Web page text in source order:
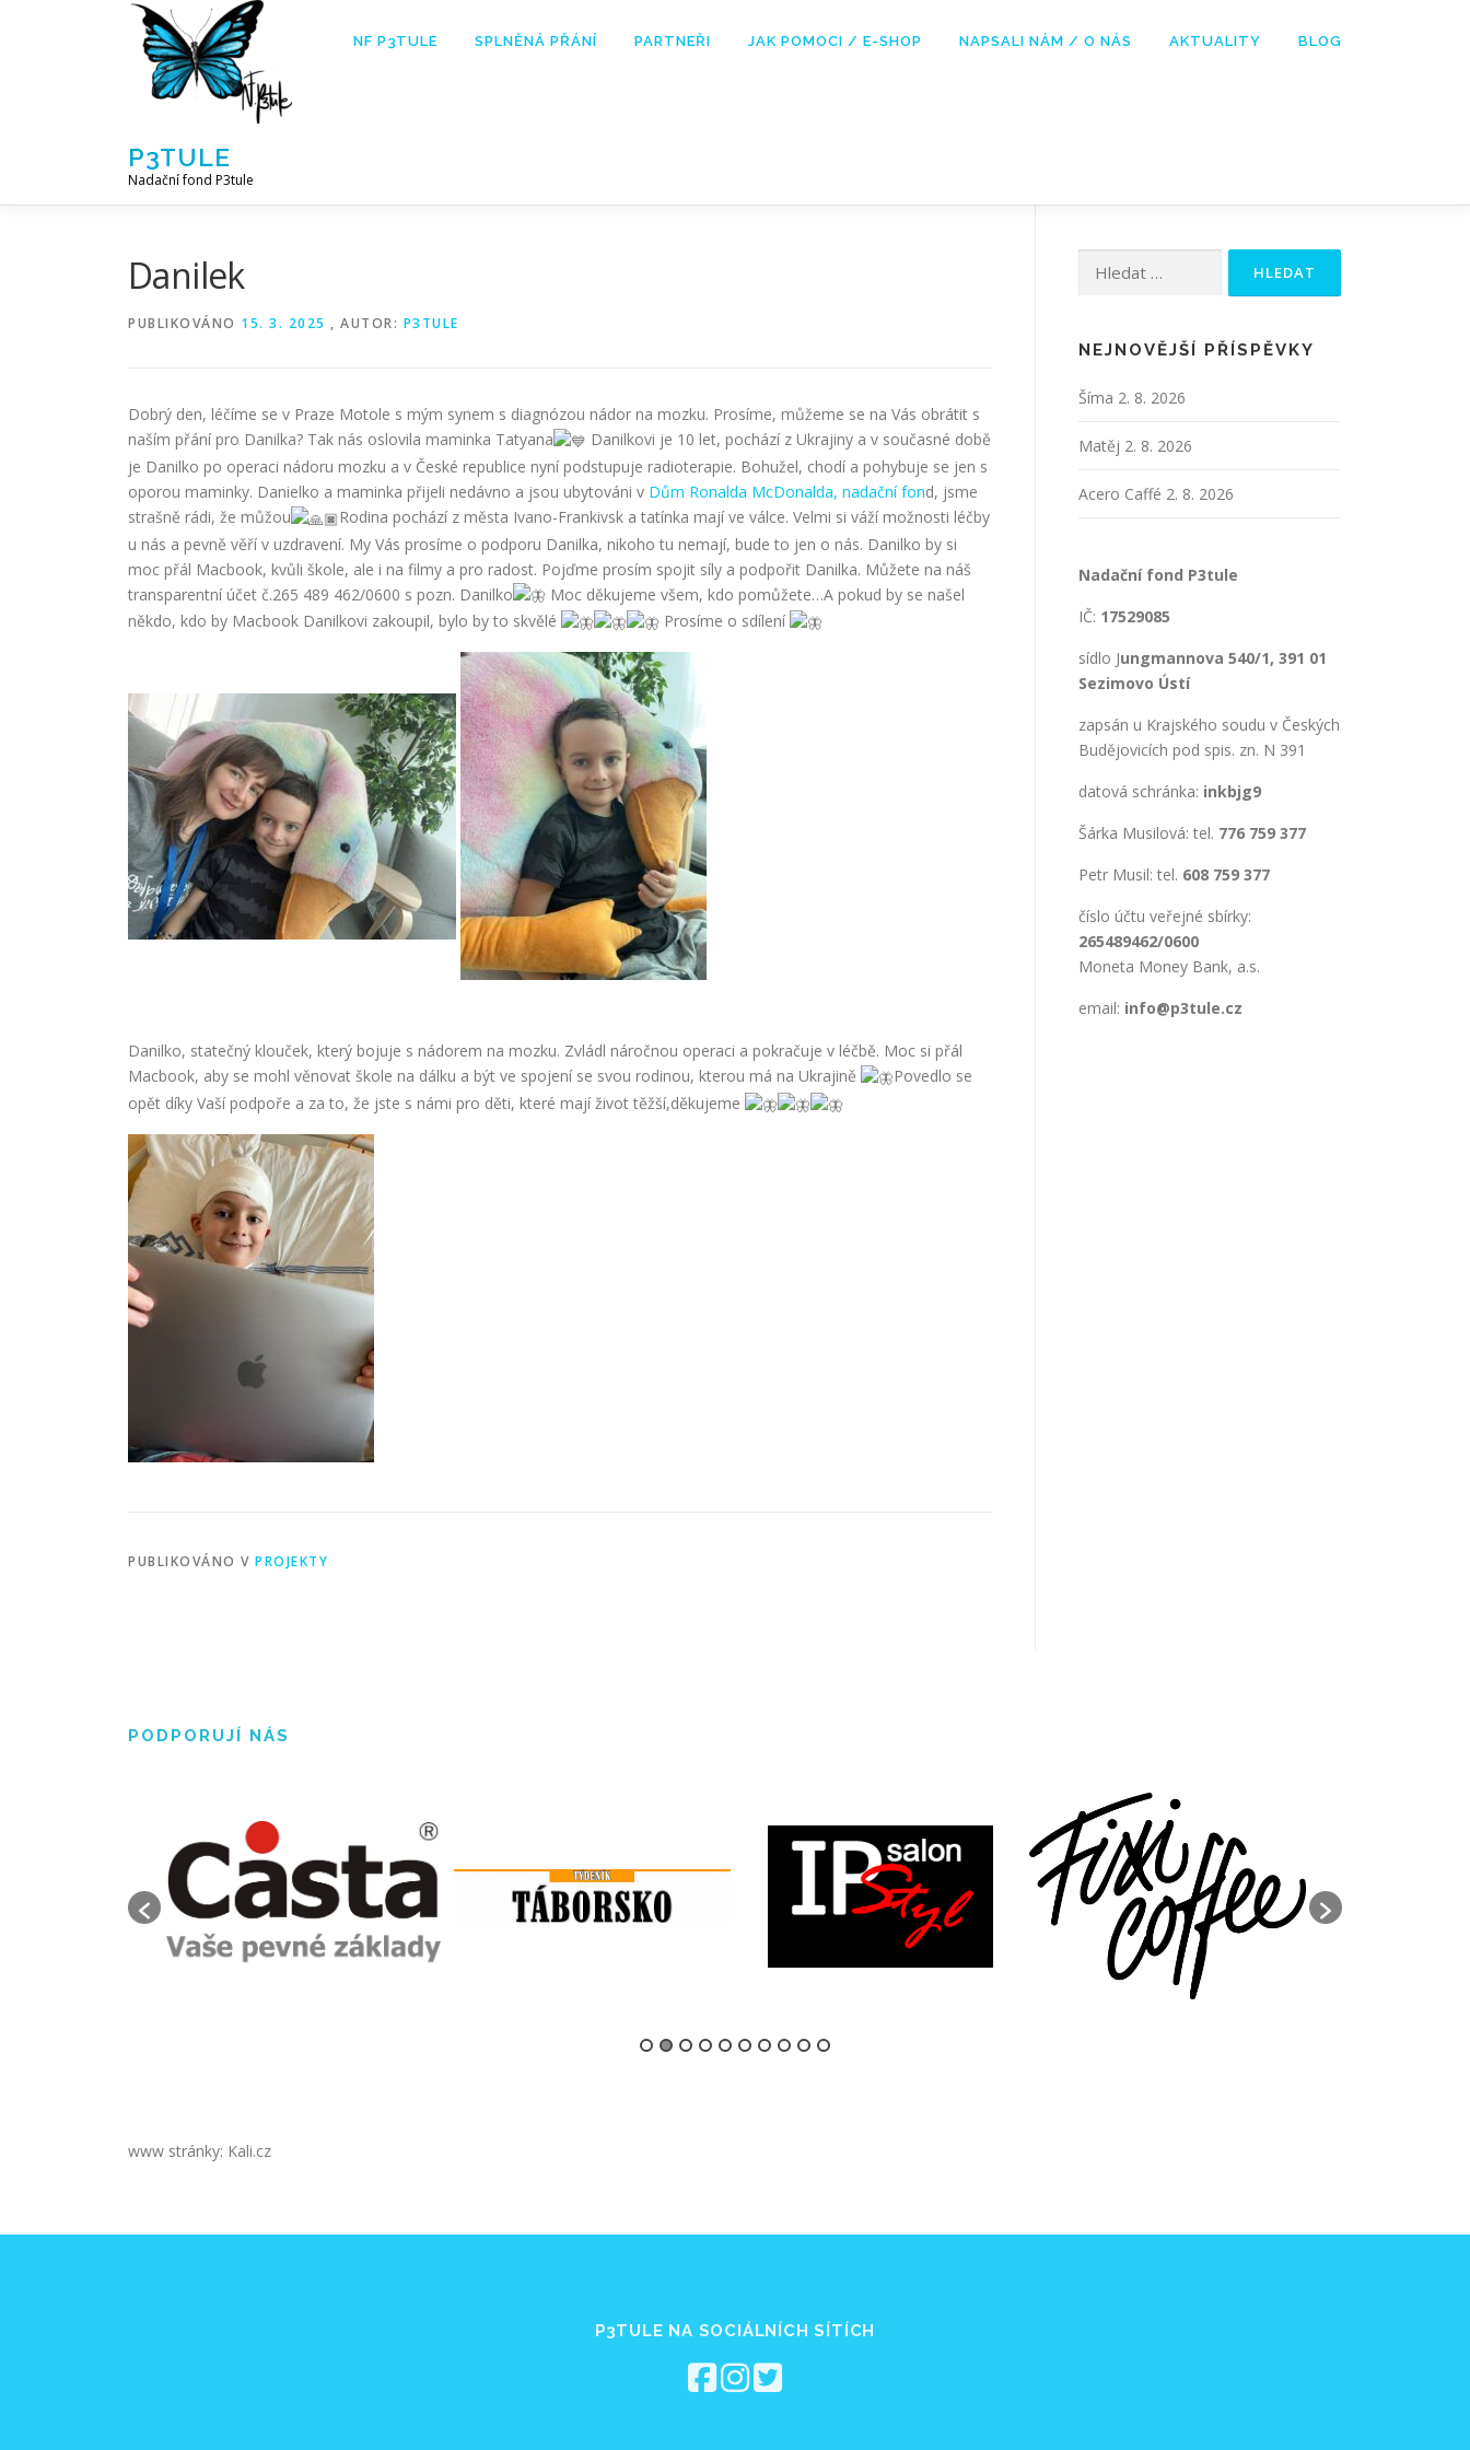
P3TULE
Nadační fond P3tule
NF P3TULE SPLNĚNÁ PŘÁNÍ PARTNEŘI JAK POMOCI / E-SHOP NAPSALI NÁM / O NÁS AKTUALITY BLOG
Danilek
PUBLIKOVÁNO 15. 3. 2025 , AUTOR: P3TULE
Dobrý den, léčíme se v Praze Motole s mým synem s diagnózou nádor na mozku. Prosíme, můžeme se na Vás obrátit s
naším přání pro Danilka? Tak nás oslovila maminka Tatyana
Danilkovi je 10 let, pochází z Ukrajiny a v současné době
je Danilko po operaci nádoru mozku a v České republice nyní podstupuje radioterapie. Bohužel, chodí a pohybuje se jen s
oporou maminky. Danielko a maminka přijeli nedávno a jsou ubytováni v Dům Ronalda McDonalda, nadační fond, jsme
strašně rádi, že můžou
Rodina pochází z města Ivano-Frankivsk a tatínka mají ve válce. Velmi si váží možnosti léčby
u nás a pevně věří v uzdravení. My Vás prosíme o podporu Danilka, nikoho tu nemají, bude to jen o nás. Danilko by si
moc přál Macbook, kvůli škole, ale i na filmy a pro radost. Pojďme prosím spojit síly a podpořit Danilka. Můžete na náš
transparentní účet č.265 489 462/0600 s pozn. Danilko
Moc děkujeme všem, kdo pomůžete…A pokud by se našel
někdo, kdo by Macbook Danilkovi zakoupil, bylo by to skvělé
Prosíme o sdílení
Danilko, statečný klouček, který bojuje s nádorem na mozku. Zvládl náročnou operaci a pokračuje v léčbě. Moc si přál
Macbook, aby se mohl věnovat škole na dálku a být ve spojení se svou rodinou, kterou má na Ukrajině
Povedlo se
opět díky Vaší podpoře a za to, že jste s námi pro děti, které mají život těžší,děkujeme
PUBLIKOVÁNO V PROJEKTY
NEJNOVĚJŠÍ PŘÍSPĚVKY
Šíma 2. 8. 2026
Matěj 2. 8. 2026
Acero Caffé 2. 8. 2026
Nadační fond P3tule
IČ: 17529085
sídlo Jungmannova 540/1, 391 01
Sezimovo Ústí
zapsán u Krajského soudu v Českých
Budějovicích pod spis. zn. N 391
datová schránka: inkbjg9
Šárka Musilová: tel. 776 759 377
Petr Musil: tel. 608 759 377
číslo účtu veřejné sbírky:
265489462/0600
Moneta Money Bank, a.s.
email: info@p3tule.cz
PODPORUJÍ NÁS
www stránky: Kali.cz
P3TULE NA SOCIÁLNÍCH SÍTÍCH